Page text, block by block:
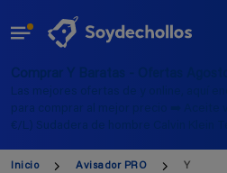
Comprar Y Baratas - Ofertas Agosto
Las mejores ofertas de y online, aquí
para comprar al mejor precio ➡️ Aceite
€/L) Sudadera de hombre Calvin Klein
Inicio Avisador PRO Y